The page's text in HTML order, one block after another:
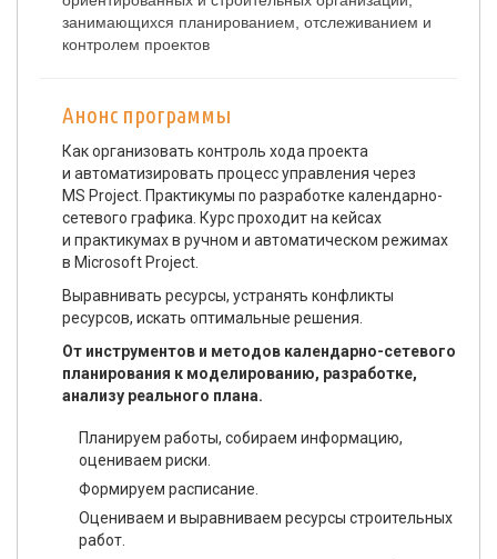
занимающихся планированием, отслеживанием и
контролем проектов
Анонс программы
Как организовать контроль хода проекта
и автоматизировать процесс управления через
MS Project. Практикумы по разработке календарно-
сетевого графика. Курс проходит на кейсах
и практикумах в ручном и автоматическом режимах
в Microsoft Project.
Выравнивать ресурсы, устранять конфликты
ресурсов, искать оптимальные решения.
От инструментов и методов календарно-сетевого
планирования к моделированию, разработке,
анализу реального плана.
Планируем работы, собираем информацию,
оцениваем риски.
Формируем расписание.
Оцениваем и выравниваем ресурсы строительных
работ.